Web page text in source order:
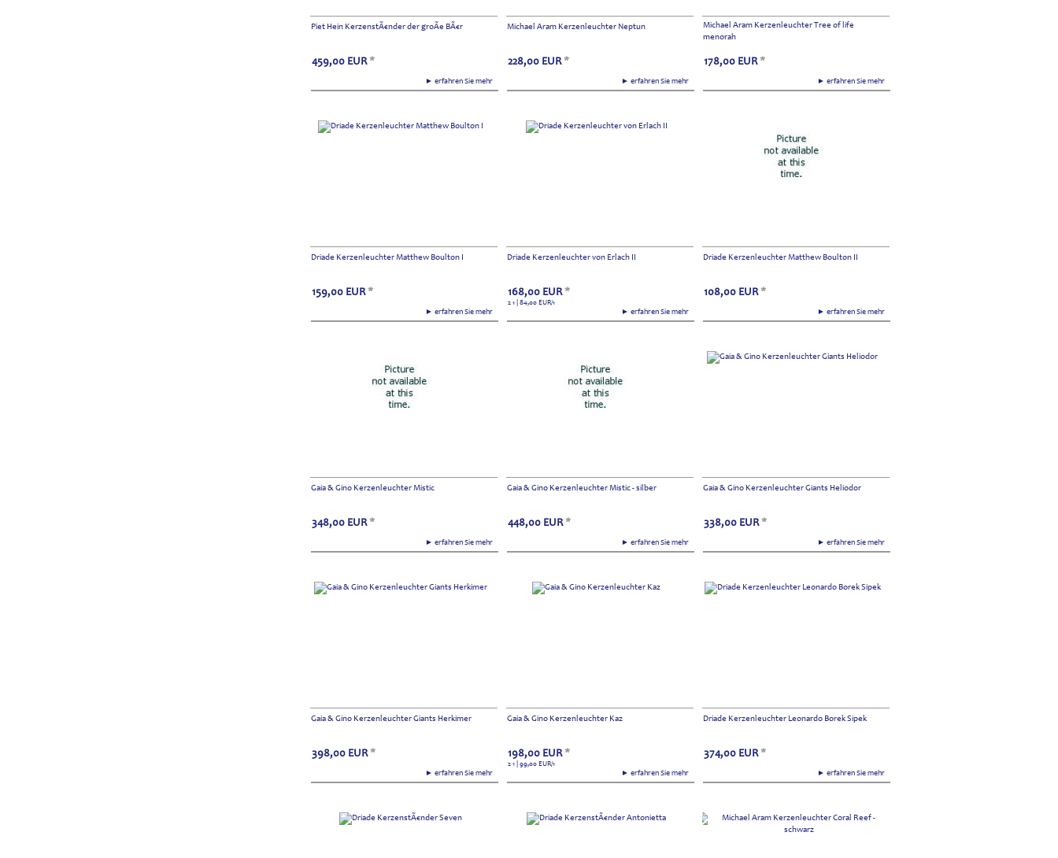
Piet Hein KerzenstÃ€nder der groÃe BÃ€r
► erfahren Sie mehr
459,00 EUR *
Michael Aram Kerzenleuchter Neptun
► erfahren Sie mehr
228,00 EUR *
Michael Aram Kerzenleuchter Tree of life
menorah
► erfahren Sie mehr
178,00 EUR *
Driade Kerzenleuchter Matthew Boulton I
► erfahren Sie mehr
159,00 EUR *
Driade Kerzenleuchter von Erlach II
► erfahren Sie mehr
168,00 EUR *
2 1 | 84,00 EUR/1
Driade Kerzenleuchter Matthew Boulton II
► erfahren Sie mehr
108,00 EUR *
Gaia & Gino Kerzenleuchter Mistic
► erfahren Sie mehr
348,00 EUR *
Gaia & Gino Kerzenleuchter Mistic - silber
► erfahren Sie mehr
448,00 EUR *
Gaia & Gino Kerzenleuchter Giants Heliodor
► erfahren Sie mehr
338,00 EUR *
Gaia & Gino Kerzenleuchter Giants Herkimer
► erfahren Sie mehr
398,00 EUR *
Gaia & Gino Kerzenleuchter Kaz
► erfahren Sie mehr
198,00 EUR *
2 1 | 99,00 EUR/1
Driade Kerzenleuchter Leonardo Borek Sipek
► erfahren Sie mehr
374,00 EUR *